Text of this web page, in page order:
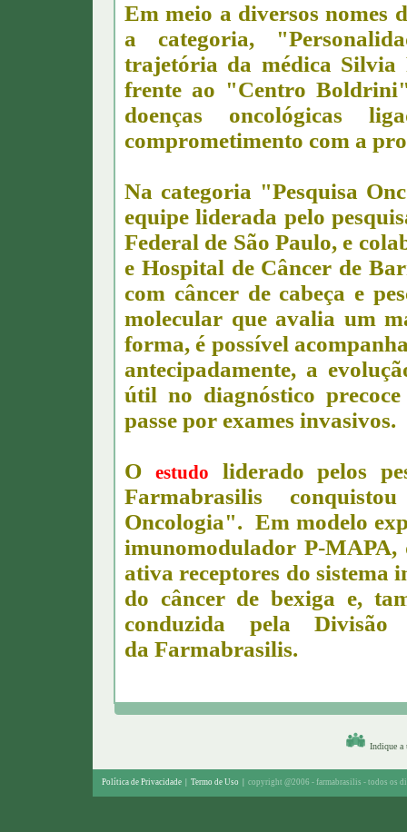
Em meio a diversos nomes
a categoria,
trajetória da médica Silvia
frente ao "Centro
doenças oncológicas
comprometimento com a
Na categoria "Pesquisa
equipe liderada pelo
Federal de São Paulo, e
e Hospital de Câncer de
com câncer de cabeça e
molecular que avalia um
forma, é possível
antecipadamente, a
útil no diagnóstico
passe por exames invasivos.
O estudo
liderado pelos
Farmabrasilis
Oncologia".Em modelo
imunomodulador P-MAPA,
ativa receptores do sistema
do câncer de bexiga e,
conduzida pela Divisão
da Farmabrasilis.
Indique a
Política de Privacidade Termo de Uso copyright @2006 - farmabrasilis - todos os